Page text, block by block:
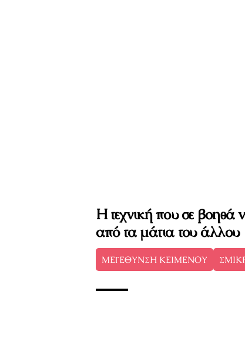
Η τεχνική που σε βοηθά
από τα μάτια του άλλου
ΜΕΓΕΘΥΝΣΗ ΚΕΙΜΕΝΟΥ